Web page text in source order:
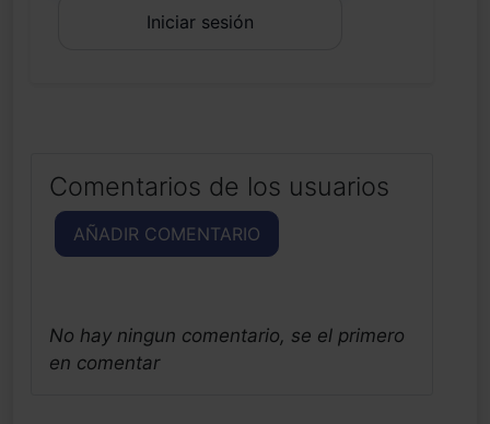
Iniciar sesión
Comentarios de los usuarios
AÑADIR COMENTARIO
No hay ningun comentario, se el primero
en comentar